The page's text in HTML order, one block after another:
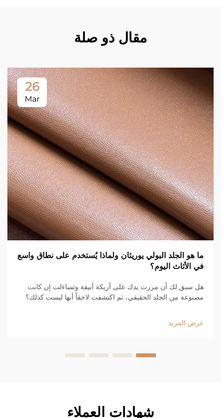
مقال ذو صلة
26
Mar
ما هو الجلد البولي يوريثان ولماذا يُستخدم على نطاق واسع
في الأثاث اليوم؟
هل سبق لك أن مررت يدك على أريكة أنيقة وتساءلت إن كانت
مصنوعة من الجلد الحقيقي، ثم اكتشفت لاحقاً أنها ليست كذلك؟
مكان هذه الأيام، من أرائك الشقق العصرية إلى الأرائك الفاخرة
في...
عرض المزيد
شهادات العملاء